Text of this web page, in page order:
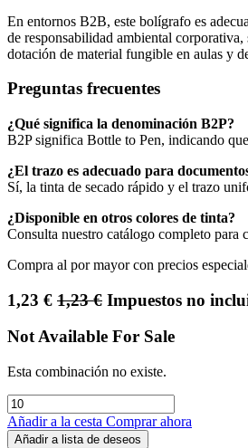
En entornos B2B, este bolígrafo es
de responsabilidad ambiental
dotación de material fungible en aulas y
Preguntas frecuentes
¿Qué significa la denominación B2P?
B2P significa Bottle to Pen, indicando
¿El trazo es adecuado para
Sí, la tinta de secado rápido y el trazo
¿Disponible en otros colores de tinta?
Consulta nuestro catálogo completo para
Compra al por mayor con precios
1,23 € 1,23€ Impuestos no
Not Available For Sale
Esta combinación no existe.
Añadir a la cesta Comprar ahora
Añadir a lista de deseos